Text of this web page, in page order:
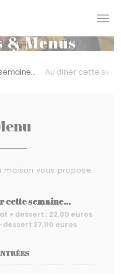
en matière de cookies
& Menus
Au dîner cette
vous propose...
cette semaine...
+ dessert : 22,00 euros
dessert 27,00 euros